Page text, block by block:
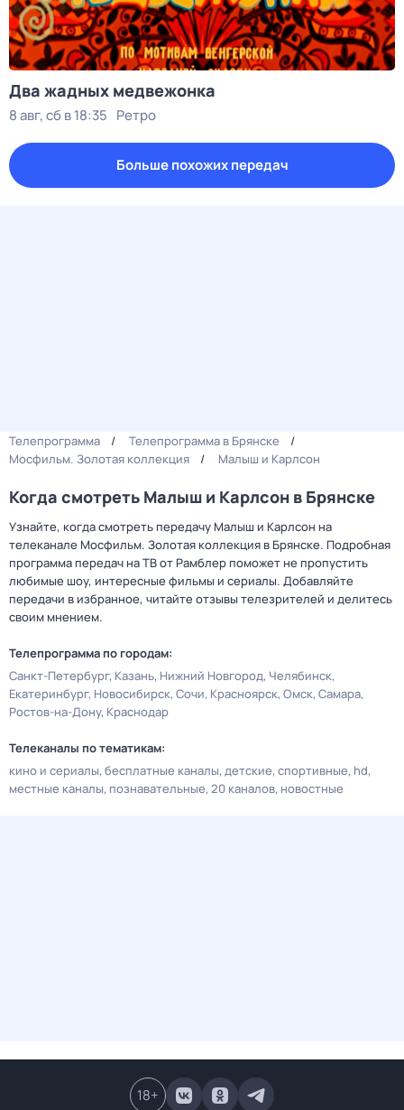
Два жадных медвежонка
8 авг, сб в 18:35 Ретро
Больше похожих передач
Телепрограмма
Телепрограмма в Брянске
Мосфильм. Золотая коллекция
Малыш и Карлсон
Когда смотреть Малыш и Карлсон в Брянске
Узнайте, когда смотреть передачу Малыш и Карлсон на
телеканале Мосфильм. Золотая коллекция в Брянске. Подробная
программа передач на ТВ от Рамблер поможет не пропустить
любимые шоу, интересные фильмы и сериалы. Добавляйте
передачи в избранное, читайте отзывы телезрителей и делитесь
своим мнением.
Телепрограмма по городам:
Санкт-Петербург Казань Нижний Новгород Челябинск
Екатеринбург Новосибирск Сочи Красноярск Омск Самара
Ростов-на-Дону Краснодар
Телеканалы по тематикам:
кино и сериалы бесплатные каналы детские спортивные hd
местные каналы познавательные 20 каналов новостные
18+